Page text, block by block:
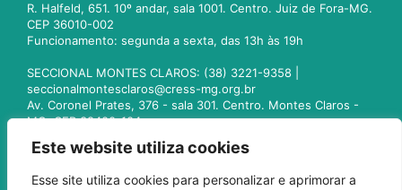
Este website utiliza cookies
Esse site utiliza cookies para personalizar e aprimorar a
R. Halfeld, 651. 10º andar, sala 1001. Centro. Juiz de Fora-MG.
CEP 36010-002
Funcionamento: segunda a sexta, das 13h às 19h
SECCIONAL MONTES CLAROS: (38) 3221-9358 |
seccionalmontesclaros@cress-mg.org.br
Av. Coronel Prates, 376 - sala 301. Centro. Montes Claros -
MG. CEP 39400-104
seccionaluberlandia@cress-mg.org.br